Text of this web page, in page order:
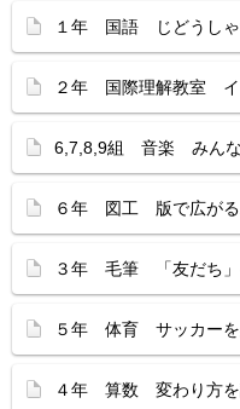
１年 国語 じどうしゃ
２年 国際理解教室 イ
6,7,8,9組 音楽 みんな
６年 図工 版で広がる
３年 毛筆 「友だち」
５年 体育 サッカーを
４年 算数 変わり方を